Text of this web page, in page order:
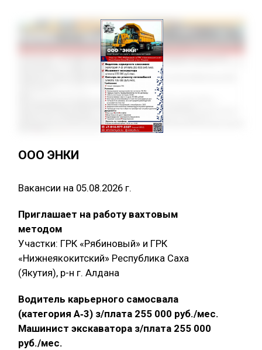
ООО ЭНКИ
Вакансии на 05.08.2026 г.
Приглашает на работу вахтовым
методом
Участки: ГРК «Рябиновый» и ГРК
«Нижнеякокитский» Республика Саха
(Якутия), р-н г. Алдана
Водитель карьерного самосвала
(категория А‑3) з/плата 255 000 руб./мес.
Машинист экскаватора з/плата 255 000
руб./мес.